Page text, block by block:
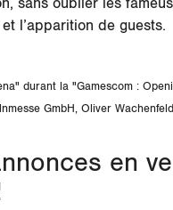
sans oublier les
l’apparition de guests.
durant la "Gamescom :
GmbH, Oliver Wachenfeld
en